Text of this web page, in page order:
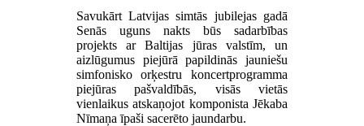
Savukārt Latvijas simtās jubilejas gadā
Senās uguns nakts būs sadarbības
projekts ar Baltijas jūras valstīm, un
aizlūgumus piejūrā papildinās jauniešu
simfonisko orķestru koncertprogramma
piejūras pašvaldībās, visās vietās
vienlaikus atskaņojot komponista Jēkaba
Nīmaņa īpaši sacerēto jaundarbu.